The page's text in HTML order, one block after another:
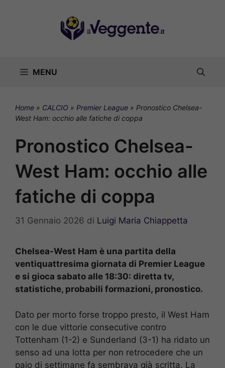
MENU
Home » CALCIO » Premier League » Pronostico Chelsea-
West Ham: occhio alle fatiche di coppa
Pronostico Chelsea-
West Ham: occhio alle
fatiche di coppa
31 Gennaio 2026 di Luigi Maria Chiappetta
Chelsea-West Ham è una partita della
ventiquattresima giornata di Premier League
e si gioca sabato alle 18:30: diretta tv,
statistiche, probabili formazioni, pronostico.
Dato per morto forse troppo presto, il West Ham
con le due vittorie consecutive contro
Tottenham (1-2) e Sunderland (3-1) ha ridato un
senso ad una lotta per non retrocedere che un
paio di settimane fa sembrava già scritta. La